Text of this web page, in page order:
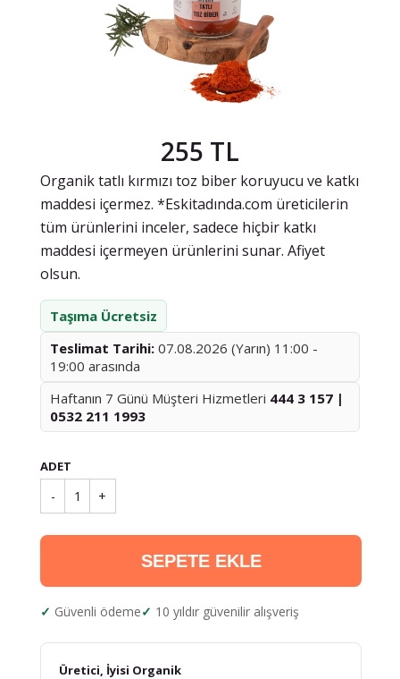
255 TL
Organik tatlı kırmızı toz biber koruyucu ve katkı
maddesi içermez. *Eskitadında.com üreticilerin
tüm ürünlerini inceler, sadece hiçbir katkı
maddesi içermeyen ürünlerini sunar. Afiyet
olsun.
Taşıma Ücretsiz
Teslimat Tarihi: 07.08.2026 (Yarın) 11:00 -
19:00 arasında
Haftanın 7 Günü Müşteri Hizmetleri 444 3 157 |
0532 211 1993
ADET
- 1 +
SEPETE EKLE
Güvenli ödeme 10 yıldır güvenilir alışveriş
Üretici, İyisi Organik